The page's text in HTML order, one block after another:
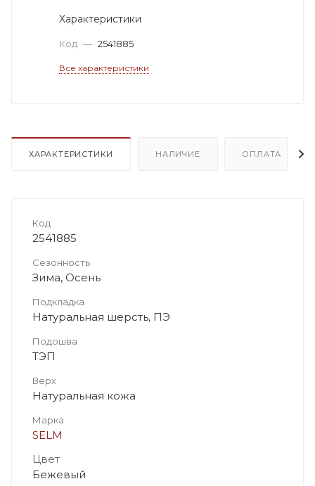
Характеристики
Код — 2541885
Все характеристики
ХАРАКТЕРИСТИКИ НАЛИЧИЕ ОПЛАТА
Код
2541885
Сезонность
Зима, Осень
Подкладка
Натуральная шерсть, ПЭ
Подошва
ТЭП
Верх
Натуральная кожа
Марка
SELM
Цвет
Бежевый